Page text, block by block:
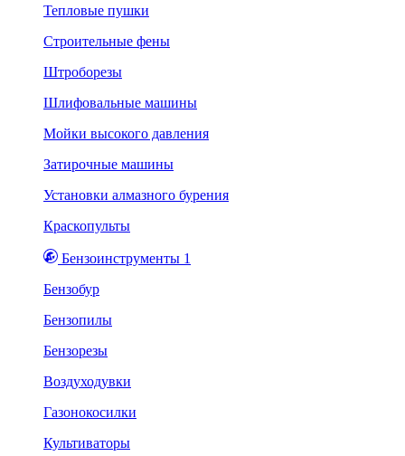
Тепловые пушки
Строительные фены
Штроборезы
Шлифовальные машины
Мойки высокого давления
Затирочные машины
Установки алмазного бурения
Краскопульты
Бензоинструменты 1
Бензобур
Бензопилы
Бензорезы
Воздуходувки
Газонокосилки
Культиваторы